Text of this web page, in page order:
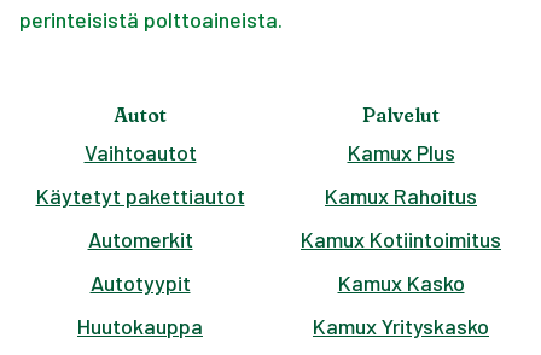
perinteisistä polttoaineista.
Autot
Vaihtoautot
Käytetyt pakettiautot
Automerkit
Autotyypit
Huutokauppa
Palvelut
Kamux Plus
Kamux Rahoitus
Kamux Kotiintoimitus
Kamux Kasko
Kamux Yrityskasko